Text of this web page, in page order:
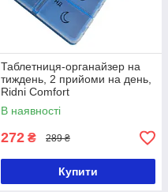
Таблетниця-органайзер на
тиждень, 2 прийоми на день,
Ridni Comfort
В наявності
272 ₴ 289 ₴
Купити